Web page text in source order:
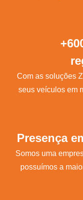
Com as soluções
seus veículos em
Presença
Somos uma
possuímos a